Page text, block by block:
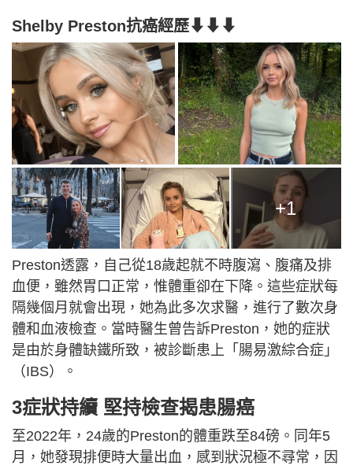
Shelby Preston抗癌經歷⬇⬇⬇
+1
Preston透露，自己從18歲起就不時腹瀉、腹痛及排
血便，雖然胃口正常，惟體重卻在下降。這些症狀每
隔幾個月就會出現，她為此多次求醫，進行了數次身
體和血液檢查。當時醫生曾告訴Preston，她的症狀
是由於身體缺鐵所致，被診斷患上「腸易激綜合症」
（IBS）。
3症狀持續 堅持檢查揭患腸癌
至2022年，24歲的Preston的體重跌至84磅。同年5
月，她發現排便時大量出血，感到狀況極不尋常，因